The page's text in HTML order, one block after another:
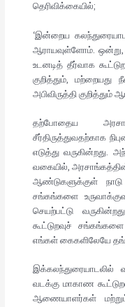
தெரிவிக்கையில்;
‘இன்றைய
ஆராயவுள்ளோம். ஒன்று,
உடனடித் தீர்வாக
குறித்தும், மற்றையது
அபிவிருத்தி
தற்போதைய
சீர்திருத்துவதற்காக
எடுத்து வருகின்றது.
வகையில்,
ஆண்டுகளுக்குள் நாடு
சங்கங்களை
செயற்பட்டு
கூட்டுறவுச்
எங்கள் கைகளிலேயே
வடக்கு மாகாண
ஆணையாளர்கள் மற்றும்